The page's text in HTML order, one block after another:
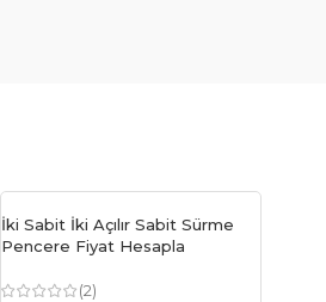
İki Sabit İki Açılır Sabit Sürme
Pencere Fiyat Hesapla
(2)